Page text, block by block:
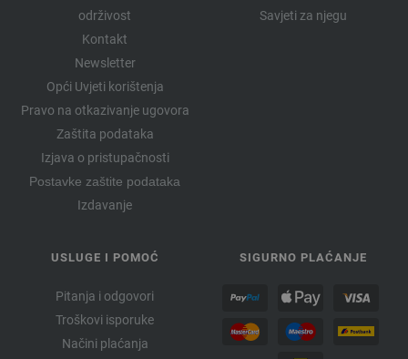
održivost
Kontakt
Newsletter
Opći Uvjeti korištenja
Pravo na otkazivanje ugovora
Zaštita podataka
Izjava o pristupačnosti
Postavke zaštite podataka
Izdavanje
Savjeti za njegu
USLUGE I POMOĆ
Pitanja i odgovori
Troškovi isporuke
Načini plaćanja
SIGURNO PLAĆANJE